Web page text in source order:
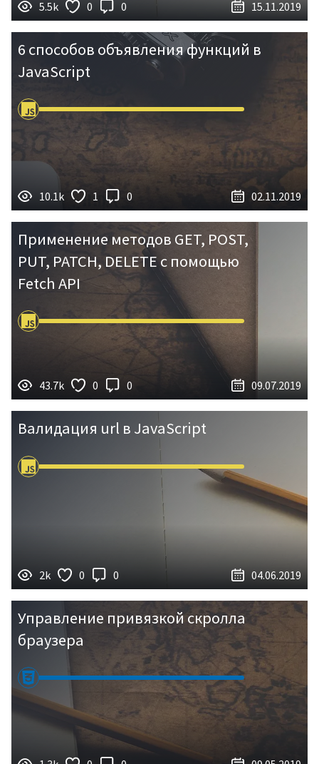
Статьи
Мануалы
Войти
Регистрация
CSS JS SEO
W3 GIT VUE
ПРИМЕНИТЬ СБРОСИТЬ
5.5k 0 0 15.11.2019
6 способов объявления функций в
JavaScript
10.1k 1 0 02.11.2019
Применение методов GET, POST,
PUT, PATCH, DELETE с помощью
Fetch API
43.7k 0 0 09.07.2019
Валидация url в JavaScript
2k 0 0 04.06.2019
Управление привязкой скролла
браузера